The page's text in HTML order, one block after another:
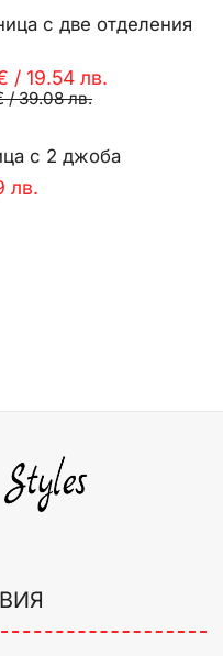
с две отделения
/ 19.54 лв.
/39.08 лв.
с 2 джоба
лв.